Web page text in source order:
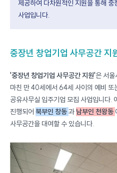
제공하여 다차원적인 지원을 통해 중장년 창업자들을 도울
사업입니다.
중장년 창업기업 사무공간 지
'중장년 창업기업 사무공간 지원'은 서울시에 거주 중이거나 사업자 등록을
마친 만 40세에서 64세 사이의 예비 또는 초기 창업자 누구나 신청할 수 있는
공유사무실 입주기업 모집 사업입니다. 이번 모집은
진행되어 북부인 창동과 남부인 천왕동
사무공간을 대여할 수 있습니다.